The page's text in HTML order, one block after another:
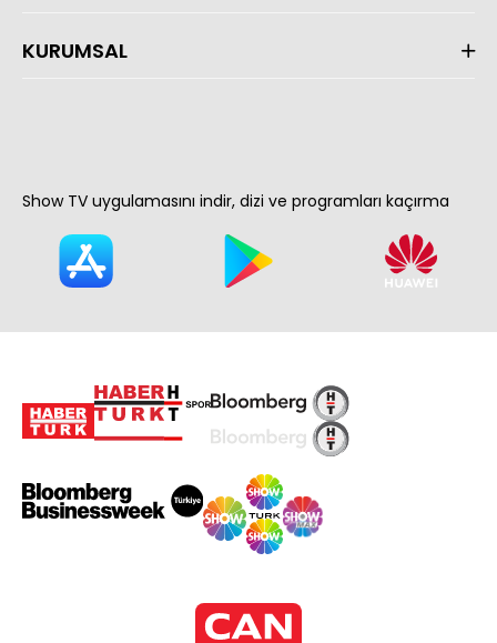
KURUMSAL
Show TV uygulamasını indir, dizi ve programları kaçırma